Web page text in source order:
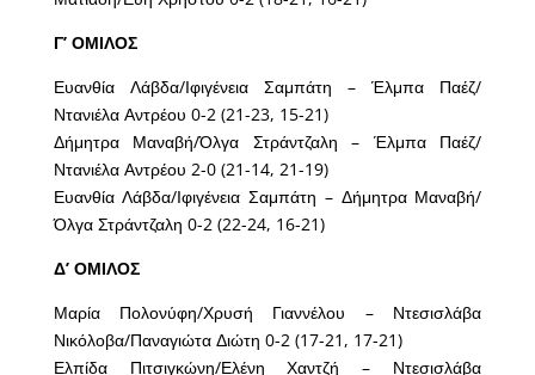
Γ’ ΟΜΙΛΟΣ
Ευανθία Λάβδα/Ιφιγένεια Σαμπάτη – Έλμπα Παέζ/
Ντανιέλα Αντρέου 0-2 (21-23, 15-21)
Δήμητρα Μαναβή/Όλγα Στράντζαλη – Έλμπα Παέζ/
Ντανιέλα Αντρέου 2-0 (21-14, 21-19)
Ευανθία Λάβδα/Ιφιγένεια Σαμπάτη – Δήμητρα Μαναβή/
Όλγα Στράντζαλη 0-2 (22-24, 16-21)
Δ’ ΟΜΙΛΟΣ
Μαρία Πολονύφη/Χρυσή Γιαννέλου – Ντεσισλάβα
Νικόλοβα/Παναγιώτα Διώτη 0-2 (17-21, 17-21)
Ελπίδα Πιτσιγκώνη/Ελένη Χαντζή – Ντεσισλάβα